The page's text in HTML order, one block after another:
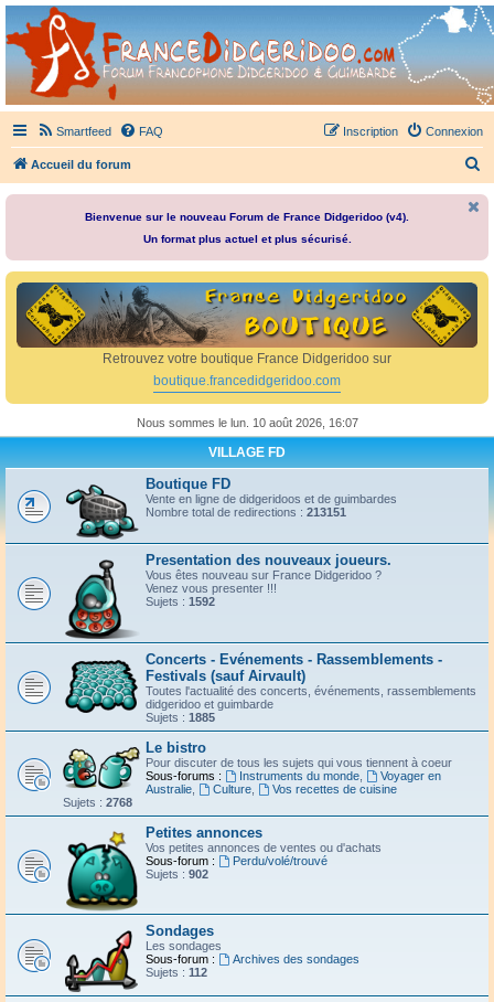
France Didgeridoo
Didgeridoo et Guimbarde sur France Didgeridoo - retrouvez la communauté.
Smartfeed FAQ Connexion
Inscription
Accueil du forum
e
r
Bienvenue sur le nouveau Forum de France Didgeridoo (v4).
Un format plus actuel et plus sécurisé.
Retrouvez votre boutique France Didgeridoo sur
boutique.francedidgeridoo.com
Nous sommes le lun. 10 août 2026, 16:07
VILLAGE FD
Boutique FD
Vente en ligne de didgeridoos et de guimbardes
Nombre total de redirections : 213151
Presentation des nouveaux joueurs.
Vous êtes nouveau sur France Didgeridoo ?
Venez vous presenter !!!
Sujets : 1592
Concerts - Evénements - Rassemblements -
Festivals (sauf Airvault)
Toutes l'actualité des concerts, événements, rassemblements
didgeridoo et guimbarde
Sujets : 1885
Le bistro
Pour discuter de tous les sujets qui vous tiennent à coeur
Sous-forums :
Instruments du monde,
Voyager en
Australie
Culture,
Vos recettes de cuisine
Sujets : 2768
Petites annonces
Vos petites annonces de ventes ou d'achats
Sous-forum :
Perdu/volé/trouvé
Sujets : 902
Sondages
Les sondages
Sous-forum :
Archives des sondages
Sujets : 112